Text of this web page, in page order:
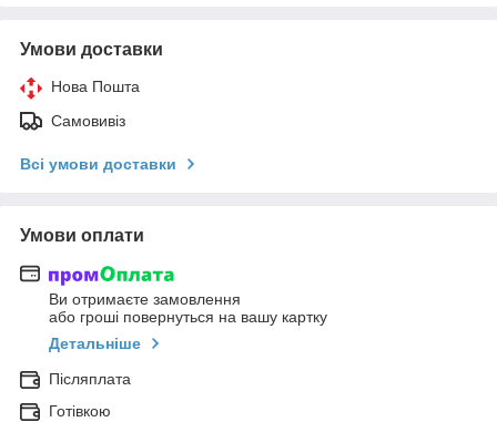
Умови доставки
Нова Пошта
Самовивіз
Всі умови доставки
Умови оплати
Ви отримаєте замовлення
або гроші повернуться на вашу картку
Детальніше
Післяплата
Готівкою